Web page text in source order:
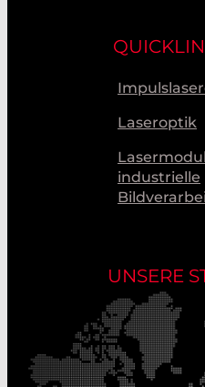
Laseroptik
industrielle
UNSERE